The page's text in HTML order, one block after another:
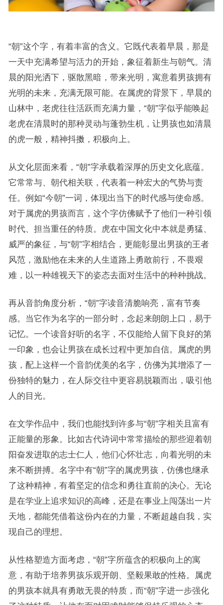
“朝”这个字，有着丰富的含义。它既代表着早晨，那是
一天中充满希望与活力的开始，象征着新生与朝气。清
晨的阳光洒下，驱散黑暗，带来光明，寓意着男孩拥有
光明的未来，充满无限可能。在属虎的背景下，早晨的
山林中，老虎往往活跃而充满力量，“朝”字似乎能唤起
老虎在清晨时的那种灵动与蓬勃生机，让男孩也如清晨
的虎一般，精神抖擞，积极向上。
从文化层面来看，“朝”字承载着深厚的历史文化底蕴。
它常常与、朝代相关联，代表着一种宏大的气势与责
任。例如“今朝”一词，体现出当下的时代感与使命感。
对于属虎的男孩而言，这个字仿佛赋予了他们一种引领
时代、担当重任的特质。虎在中国文化中本就是勇猛、
威严的象征，与“朝”字相结合，更能彰显出男孩的王者
风范，激励他在未来的人生道路上勇敢前行，不畏艰
难，以一种雄视天下的姿态去面对生活中的种种挑战。
再从音韵角度分析，“朝”字读音清脆响亮，富有节奏
感。当它作为名字的一部分时，念起来朗朗上口，易于
记忆。一个读音好听的名字，不仅能给人留下良好的第
一印象，也会让男孩在成长过程中更加自信。属虎的男
孩，配上这样一个音韵优美的名字，仿佛为其增添了一
份独特的魅力，在人际交往中更容易脱颖而出，吸引他
人的目光。
在文学作品中，我们也能找到许多与“朝”字相关且富有
正能量的形象。比如古代诗词中常常描绘的那些迎着朝
阳奋发进取的志士仁人，他们心怀壮志，向着光明的未
来不断拼搏。名字中有“朝”字的属虎男孩，仿佛也继承
了这种精神，有着坚定的信念和勇往直前的决心。无论
是在学业上追求知识的高峰，还是在事业上闯荡出一片
天地，都能凭借着这份内在的力量，不断超越自我，实
现自己的理想。
从性格塑造方面考虑，“朝”字所蕴含的积极向上的寓
意，有助于培养男孩乐观开朗、坚毅果敢的性格。属虎
的男孩本就具有勇敢无畏的特质，而“朝”字进一步强化